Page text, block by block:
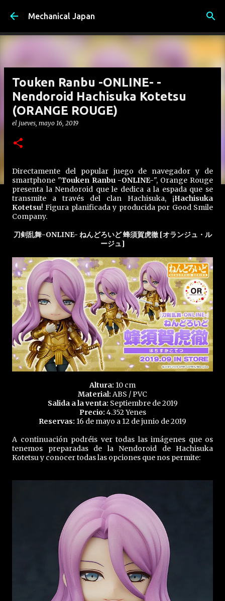
Ir al contenido principal
Mechanical Japan
Touken Ranbu -ONLINE- -
Nendoroid Hachisuka Kotetsu
(ORANGE ROUGE)
el jueves, mayo 16, 2019
Directamente del popular juego de navegador y de
smartphone "Touken Ranbu -ONLINE-", Orange Rouge
presenta la Nendoroid que le dedica a la espada que se
transmite a través del clan Hachisuka, ¡Hachisuka
Kotetsu! Figura planificada y producida por Good Smile
Company.
刀剣乱舞-ONLINE- ねんどろいど 蜂須賀虎徹 [オランジュ・ル
ージュ]
Altura: 10 cm
Material: ABS / PVC
Salida a la venta: Septiembre de 2019
Precio: 4.352 Yenes
Reservas: 16 de mayo a 12 de junio de 2019
A continuación podréis ver todas las imágenes que os
tenemos preparadas de la Nendoroid de Hachisuka
Kotetsu y conocer todas las opciones que nos permite: